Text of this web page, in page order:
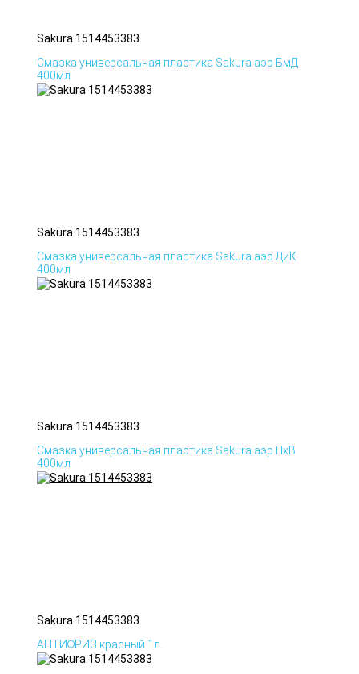
Sakura 1514453383
Смазка универсальная пластика Sakura аэр БмД
400мл
Sakura 1514453383
Смазка универсальная пластика Sakura аэр ДиК
400мл
Sakura 1514453383
Смазка универсальная пластика Sakura аэр ПхВ
400мл
Sakura 1514453383
АНТИФРИЗ красный 1л.